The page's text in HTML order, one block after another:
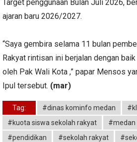
Target penggunaan Bulan Juli 2026,
ajaran baru 2026/2027.
“Saya gembira selama 11 bulan
Rakyat rintisan ini berjalan dengan
oleh Pak Wali Kota ,” papar Mensos
Ipul tersebut. (mar)
Tag: #dinas kominfo medan
#kuota siswa sekolah rakyat
#medan
#pendidikan
#sekolah rakyat